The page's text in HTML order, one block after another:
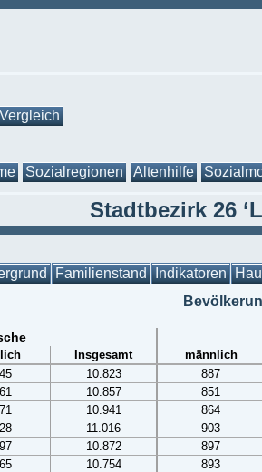
Sozialregionen Altenhilfe
Stadtbezirk 26
Familienstand Indikatoren
Insgesamt männlich
10.823 887
10.857 851
10.941 864
11.016 903
10.872 897
10.754 893